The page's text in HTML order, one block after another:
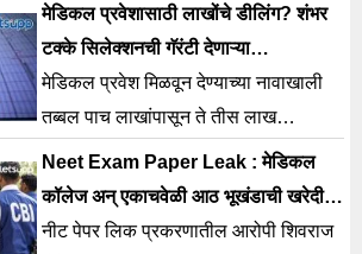
मेडिकल प्रवेशासाठी लाखोंचे डीलिंग? शंभर
टक्के सिलेक्शनची गॅरंटी देणाऱ्या
मोटेगावकरच्या रॅकेटचा पर्दाफाश
मेडिकल प्रवेश मिळवून देण्याच्या नावाखाली
तब्बल पाच लाखांपासून ते तीस लाख
रुपयांपर्यंत व्यवहार केल्याचा दावा यंत्रणांकडून
करण्यात आला आहे.
Neet Exam Paper Leak : मेडिकल
कॉलेज अन् एकाचवेळी आठ भूखंडाची खरेदी…
शिवराज मोटेगावरचे कारनामे उघड
नीट पेपर लिक प्रकरणातील आरोपी शिवराज